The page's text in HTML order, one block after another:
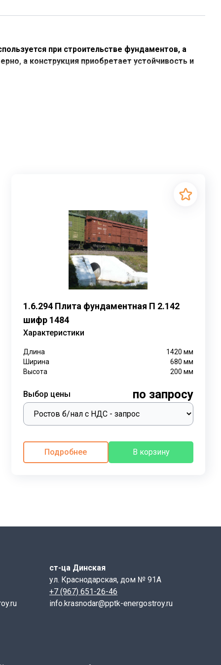
при строительстве фундаментов, а
а конструкция приобретает устойчивость и
объекта. Эти железобетонные
жилых, так и промышленных зданий. Их широкая
(габариты и класс прочности) группы. Полное
6 расшифровывается как фундаментный блок
(790 кг), геометрический объем (0,342 м³) и
вес, а также может присутствовать товарный знак
включая жилые дома, промышленные строения
сроки строительства вдвое. Технология
техники, а подъем на высоту
устраивается подушка из щебня и песка.
грузоподъемности транспортного средства.
1.6.294 Плита фундаментная П 2.142
шифр 1484
Характеристики
Длина 1420 мм
Ширина
680 мм
Высота
200 мм
Выбор цены по запросу
Подробнее В корзину
ст-ца Динская
ул. Краснодарская, дом № 91А
+7 (967) 651-26-46
info.krasnodar@pptk-energostroy.ru